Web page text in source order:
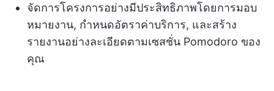
จัดการโครงการอย่างมีประสิทธิภาพโดยการมอบ
หมายงาน, กำหนดอัตราค่าบริการ, และสร้าง
รายงานอย่างละเอียดตามเซสชั่น Pomodoro ของ
คุณ